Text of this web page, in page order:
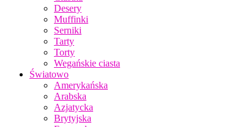
Desery
Muffinki
Serniki
Tarty
Torty
Wegańskie ciasta
Światowo
Amerykańska
Arabska
Azjatycka
Brytyjska